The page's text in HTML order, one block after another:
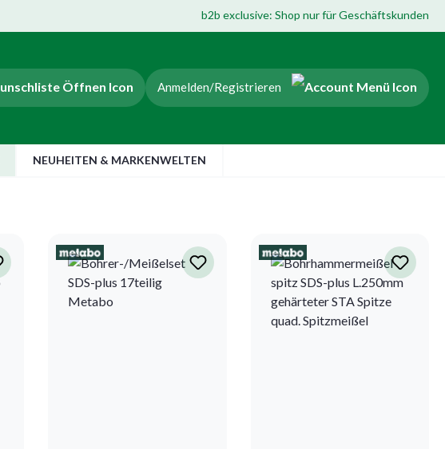
b2b exclusive: Shop nur für Geschäftskunden
Anmelden/Registrieren
NEUHEITEN & MARKENWELTEN